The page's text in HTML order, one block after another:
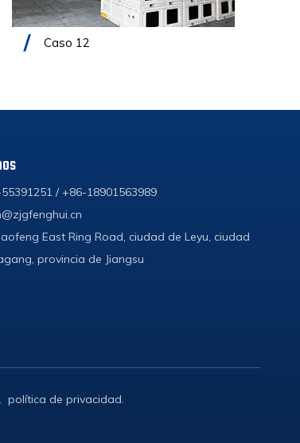
Caso 12
/ +86-18901563989
East Ring Road, ciudad de Leyu, ciudad
provincia de Jiangsu
. política de privacidad.